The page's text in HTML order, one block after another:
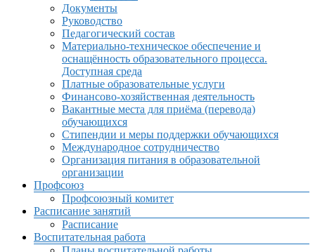
Документы
Руководство
Педагогический состав
Материально-техническое обеспечение и
оснащённость образовательного процесса.
Доступная среда
Платные образовательные услуги
Финансово-хозяйственная деятельность
Вакантные места для приёма (перевода)
обучающихся
Стипендии и меры поддержки обучающихся
Международное сотрудничество
Организация питания в образовательной
организации
Профсоюз
Профсоюзный комитет
Расписание занятий
Расписание
Воспитательная работа